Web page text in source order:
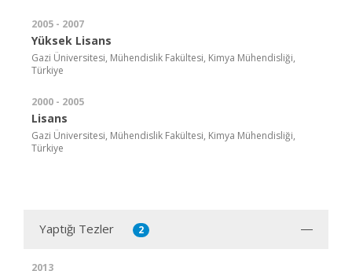
2005 - 2007
Yüksek Lisans
Gazi Üniversitesi, Mühendislik Fakültesi, Kimya Mühendisliği,
Türkiye
2000 - 2005
Lisans
Gazi Üniversitesi, Mühendislik Fakültesi, Kimya Mühendisliği,
Türkiye
Yaptığı Tezler 2
2013